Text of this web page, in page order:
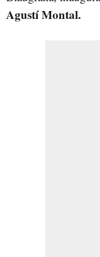
Agustí Montal.